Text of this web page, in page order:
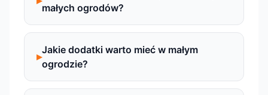
małych ogrodów?
Jakie dodatki warto mieć w małym
ogrodzie?